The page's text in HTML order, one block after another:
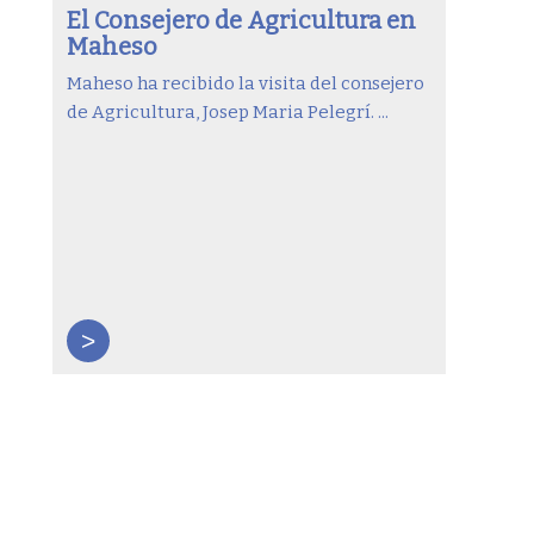
El Consejero de Agricultura en
Maheso
Maheso ha recibido la visita del consejero
de Agricultura, Josep Maria Pelegrí. ...
>